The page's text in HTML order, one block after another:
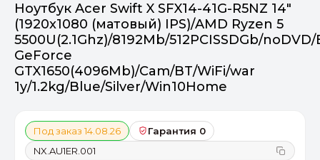
Ноутбук Acer Swift X SFX14-41G-R5NZ 14"
(1920x1080 (матовый) IPS)/AMD Ryzen 5
5500U(2.1Ghz)/8192Mb/512PCISSDGb/
GeForce
GTX1650(4096Mb)/Cam/BT/WiFi/war
1y/1.2kg/Blue/Silver/Win10Home
Под заказ 14.08.26
Гарантия 0
NX.AU1ER.001